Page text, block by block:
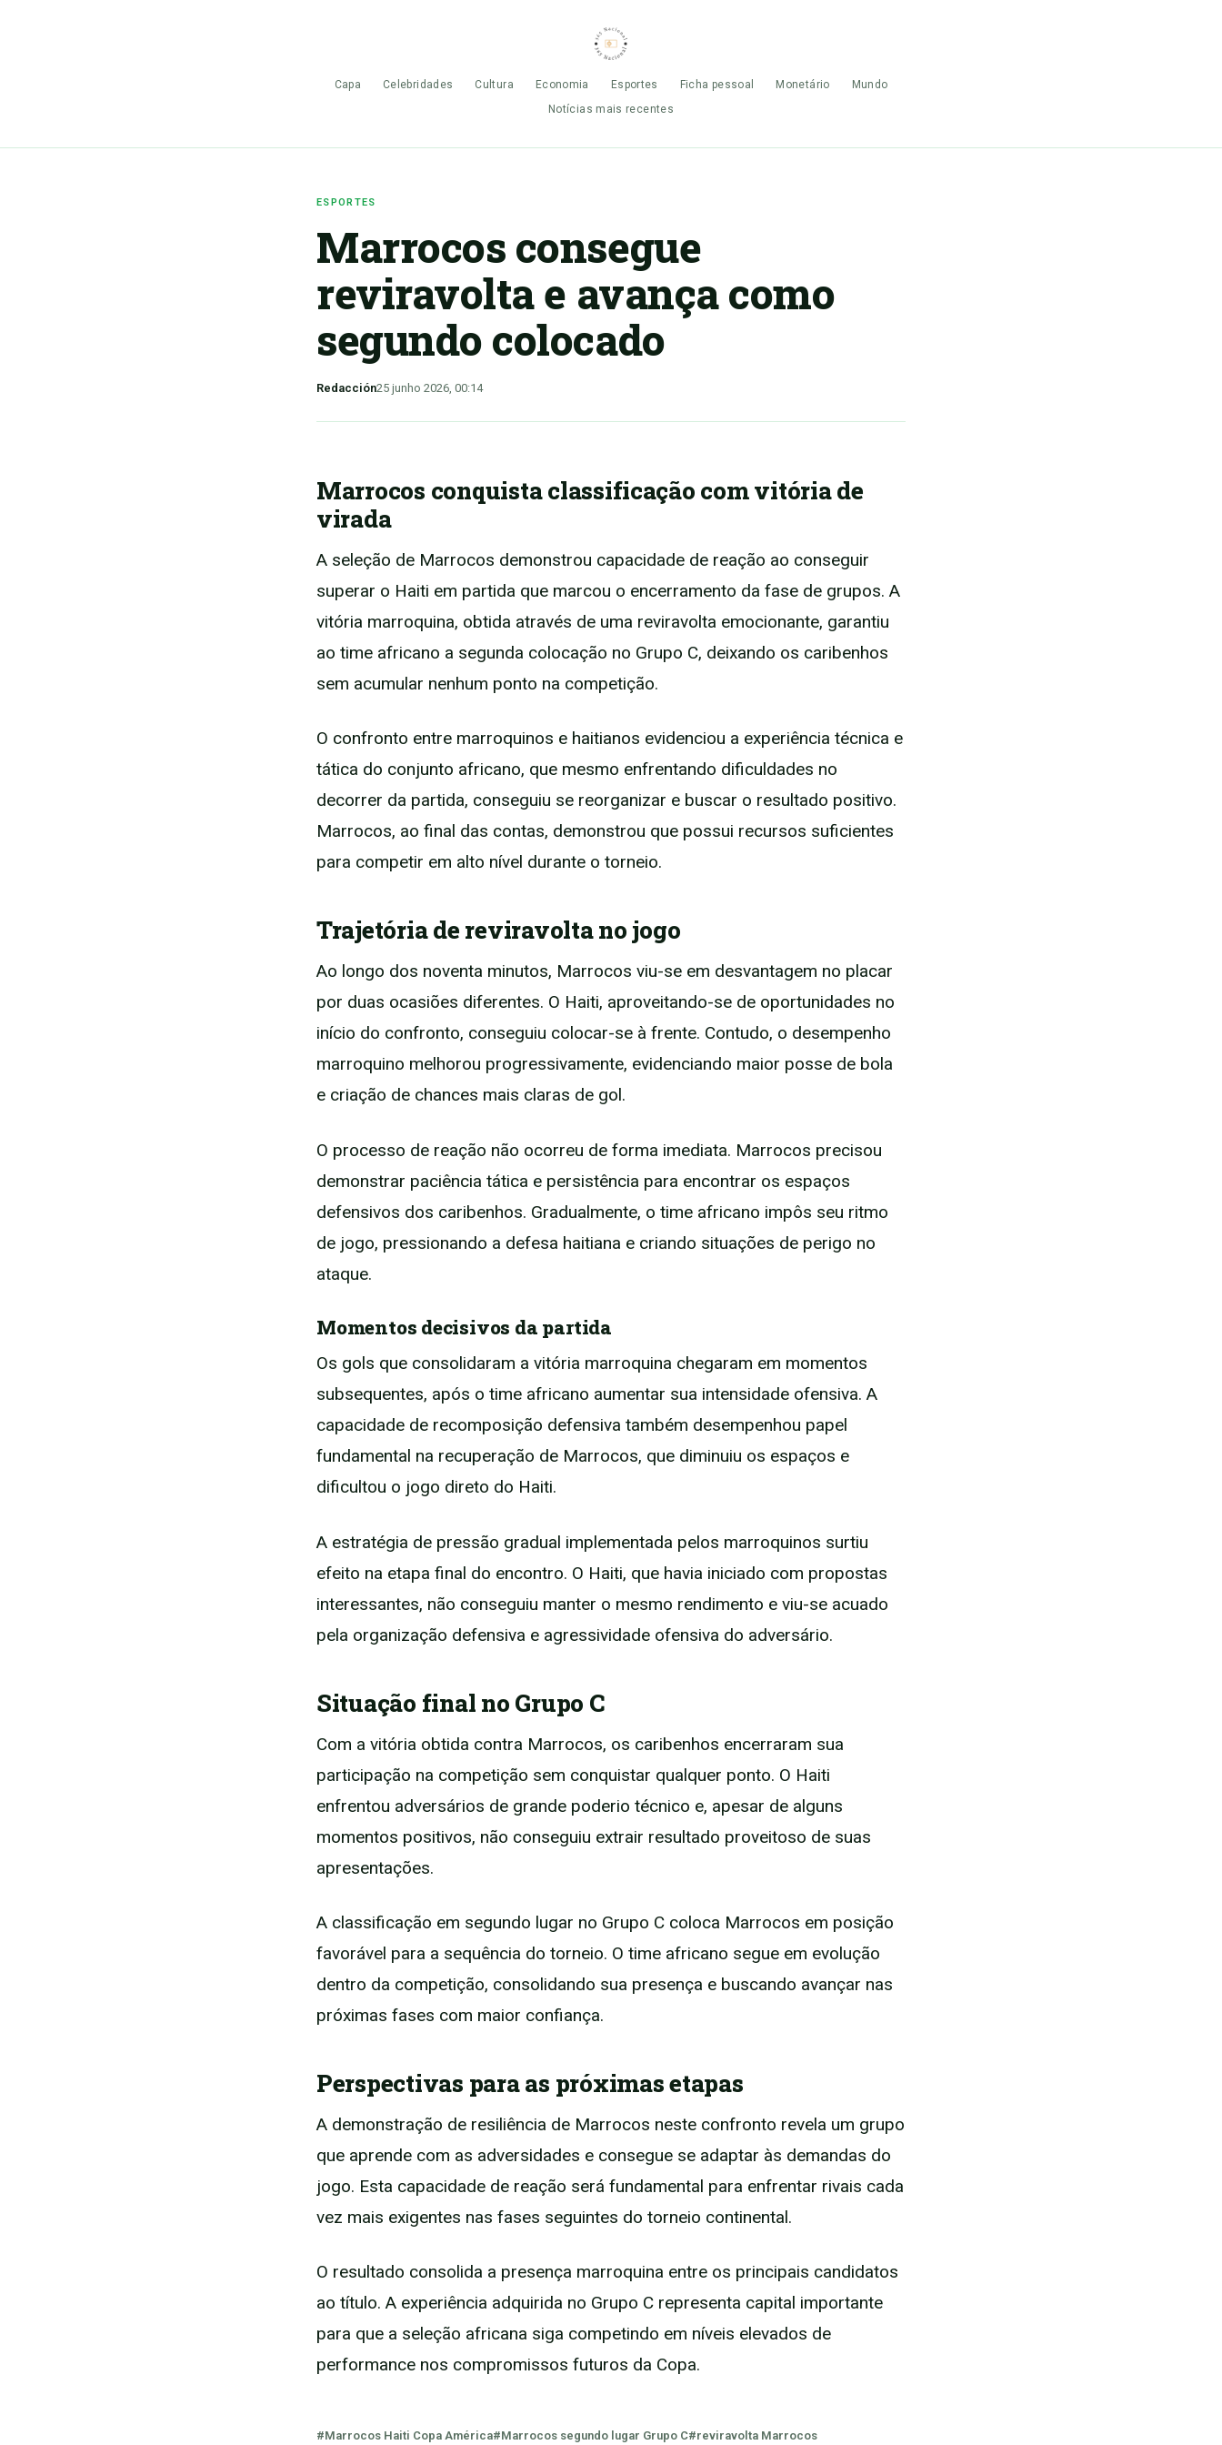
Capa Celebridades Cultura Economia Esportes Ficha pessoal Monetário
Mundo
Notícias mais recentes
ESPORTES
Marrocos consegue
reviravolta e avança como
segundo colocado
Redacción25 junho 2026, 00:14
Marrocos conquista classificação com vitória de
virada
A seleção de Marrocos demonstrou capacidade de reação ao conseguir
superar o Haiti em partida que marcou o encerramento da fase de grupos. A
vitória marroquina, obtida através de uma reviravolta emocionante, garantiu
ao time africano a segunda colocação no Grupo C, deixando os caribenhos
sem acumular nenhum ponto na competição.
O confronto entre marroquinos e haitianos evidenciou a experiência técnica e
tática do conjunto africano, que mesmo enfrentando dificuldades no
decorrer da partida, conseguiu se reorganizar e buscar o resultado positivo.
Marrocos, ao final das contas, demonstrou que possui recursos suficientes
para competir em alto nível durante o torneio.
Trajetória de reviravolta no jogo
Ao longo dos noventa minutos, Marrocos viu-se em desvantagem no placar
por duas ocasiões diferentes. O Haiti, aproveitando-se de oportunidades no
início do confronto, conseguiu colocar-se à frente. Contudo, o desempenho
marroquino melhorou progressivamente, evidenciando maior posse de bola
e criação de chances mais claras de gol.
O processo de reação não ocorreu de forma imediata. Marrocos precisou
demonstrar paciência tática e persistência para encontrar os espaços
defensivos dos caribenhos. Gradualmente, o time africano impôs seu ritmo
de jogo, pressionando a defesa haitiana e criando situações de perigo no
ataque.
Momentos decisivos da partida
Os gols que consolidaram a vitória marroquina chegaram em momentos
subsequentes, após o time africano aumentar sua intensidade ofensiva. A
capacidade de recomposição defensiva também desempenhou papel
fundamental na recuperação de Marrocos, que diminuiu os espaços e
dificultou o jogo direto do Haiti.
A estratégia de pressão gradual implementada pelos marroquinos surtiu
efeito na etapa final do encontro. O Haiti, que havia iniciado com propostas
interessantes, não conseguiu manter o mesmo rendimento e viu-se acuado
pela organização defensiva e agressividade ofensiva do adversário.
Situação final no Grupo C
Com a vitória obtida contra Marrocos, os caribenhos encerraram sua
participação na competição sem conquistar qualquer ponto. O Haiti
enfrentou adversários de grande poderio técnico e, apesar de alguns
momentos positivos, não conseguiu extrair resultado proveitoso de suas
apresentações.
A classificação em segundo lugar no Grupo C coloca Marrocos em posição
favorável para a sequência do torneio. O time africano segue em evolução
dentro da competição, consolidando sua presença e buscando avançar nas
próximas fases com maior confiança.
Perspectivas para as próximas etapas
A demonstração de resiliência de Marrocos neste confronto revela um grupo
que aprende com as adversidades e consegue se adaptar às demandas do
jogo. Esta capacidade de reação será fundamental para enfrentar rivais cada
vez mais exigentes nas fases seguintes do torneio continental.
O resultado consolida a presença marroquina entre os principais candidatos
ao título. A experiência adquirida no Grupo C representa capital importante
para que a seleção africana siga competindo em níveis elevados de
performance nos compromissos futuros da Copa.
#Marrocos Haiti Copa América#Marrocos segundo lugar Grupo C#reviravolta Marrocos